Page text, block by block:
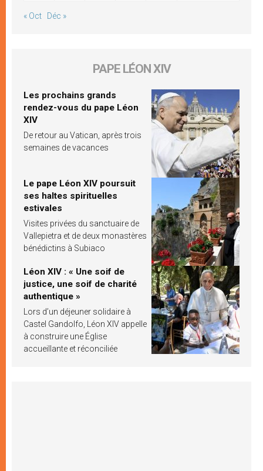
« Oct Déc »
PAPE LÉON XIV
Les prochains grands
rendez-vous du pape Léon
XIV
De retour au Vatican, après trois
semaines de vacances
Le pape Léon XIV poursuit
ses haltes spirituelles
estivales
Visites privées du sanctuaire de
Vallepietra et de deux monastères
bénédictins à Subiaco
Léon XIV : « Une soif de
justice, une soif de charité
authentique »
Lors d’un déjeuner solidaire à
Castel Gandolfo, Léon XIV appelle
à construire une Église
accueillante et réconciliée